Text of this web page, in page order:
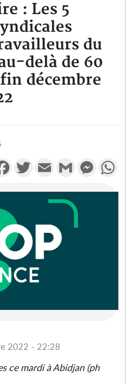
: Les 5
du
delà de 60
décembre
FacebookTwitterEmail Gmail
2022 - 22:28
ce mardi à Abidjan (ph